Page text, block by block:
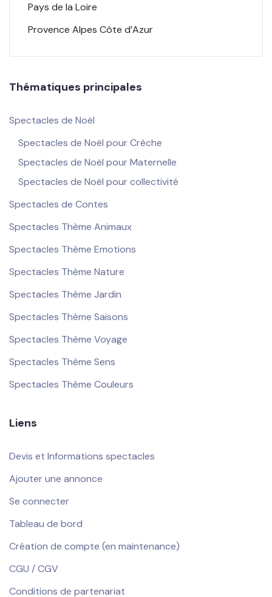
Pays de la Loire
Provence Alpes Côte d’Azur
Thématiques principales
Spectacles de Noël
Spectacles de Noël pour Crèche
Spectacles de Noël pour Maternelle
Spectacles de Noël pour collectivité
Spectacles de Contes
Spectacles Thème Animaux
Spectacles Thème Emotions
Spectacles Thème Nature
Spectacles Thème Jardin
Spectacles Thème Saisons
Spectacles Thème Voyage
Spectacles Thème Sens
Spectacles Thème Couleurs
Liens
Devis et Informations spectacles
Ajouter une annonce
Se connecter
Tableau de bord
Création de compte (en maintenance)
CGU / CGV
Conditions de partenariat